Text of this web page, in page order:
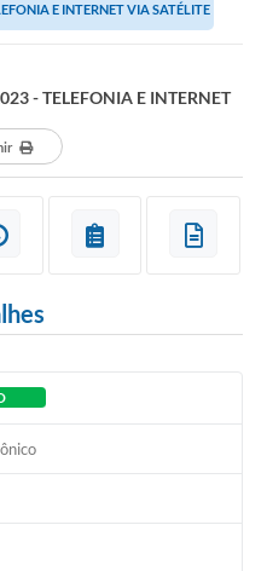
E INTERNET VIA SATÉLITE
- TELEFONIA E INTERNET